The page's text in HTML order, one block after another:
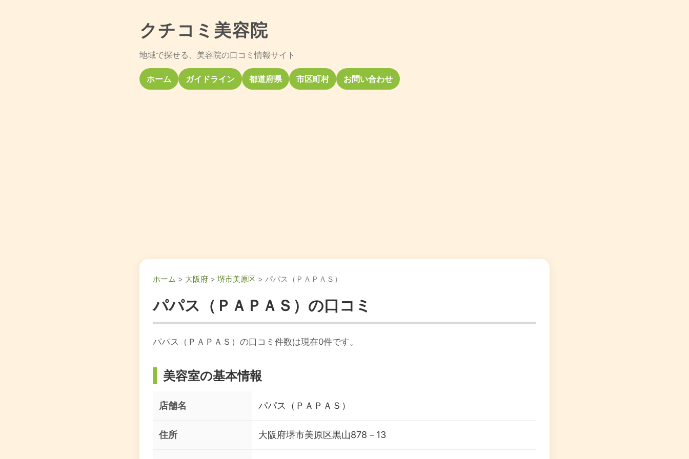
クチコミ美容院
地域で探せる、美容院の口コミ情報サイト
ホーム ガイドライン 都道府県 市区町村 お問い合わせ
ホーム > 大阪府 > 堺市美原区 > パパス（ＰＡＰＡＳ）
パパス（ＰＡＰＡＳ）の口コミ
パパス（ＰＡＰＡＳ）の口コミ件数は現在0件です。
美容室の基本情報
店舗名 パパス（ＰＡＰＡＳ）
住所 大阪府堺市美原区黒山878－13